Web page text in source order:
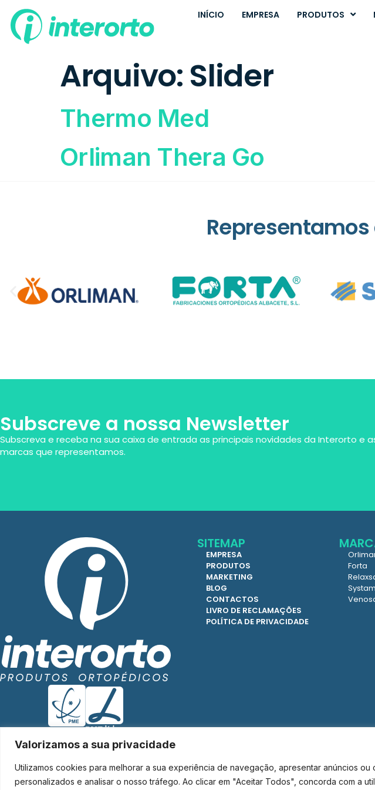
Valorizamos a sua privacidade
Utilizamos cookies para melhorar a sua experiência de navegação, apresentar anúncios ou
personalizados e analisar o nosso tráfego. Ao clicar em "Aceitar Todos", concorda com a
INÍCIO EMPRESA PRODUTOS
Arquivo:Slider
Thermo Med
Orliman Thera Go
Subscreve a nossa Newsletter
Subscreva e receba na sua caixa de entrada as principais novidades da Interorto e
marcas que representamos.
SITEMAP
EMPRESA
PRODUTOS
MARKETING
BLOG
CONTACTOS
LIVRO DE RECLAMAÇÕES
POLÍTICA DE PRIVACIDADE
Forta
Systam
Interorto © 2026 - Todos os direitos reservados.